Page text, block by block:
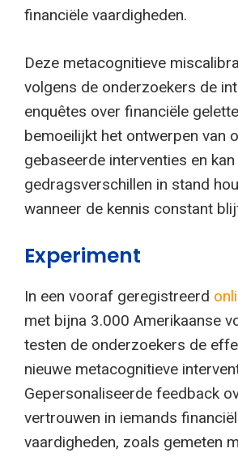
financiële vaardigheden.
Deze metacognitieve
volgens de onderzoekers de
enquêtes over financiële
bemoeilijkt het ontwerpen van
gebaseerde interventies en kan
gedragsverschillen in stand
wanneer de kennis constant
Experiment
In een vooraf geregistreerd
met bijna 3.000 Amerikaanse
testen de onderzoekers de
nieuwe metacognitieve
Gepersonaliseerde feedback
vertrouwen in iemands
vaardigheden, zoals gemeten